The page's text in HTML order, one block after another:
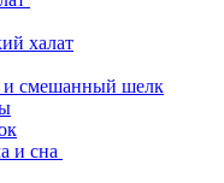
халат
и смешанный шелк
и сна